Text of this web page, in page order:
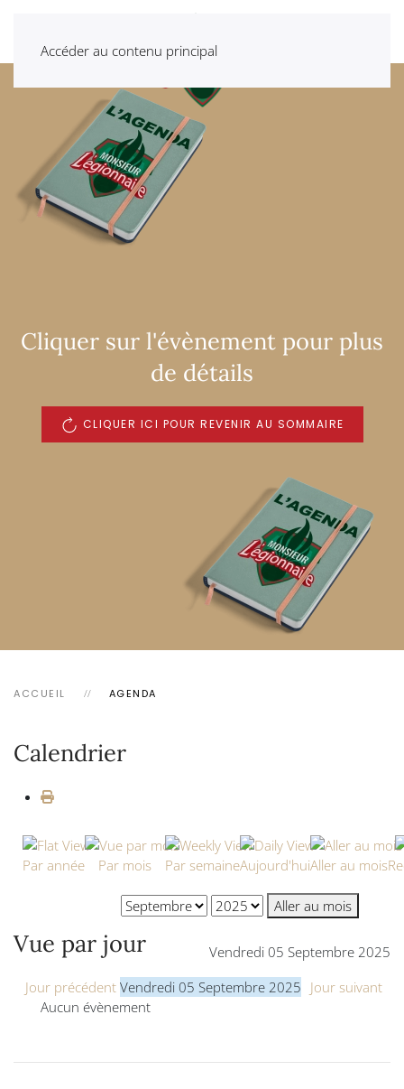
Accéder au contenu principal
Cliquer sur l'évènement pour plus
de détails
CLIQUER ICI POUR REVENIR AU SOMMAIRE
ACCUEIL AGENDA
Calendrier
Par année Par mois Par semaineAujourd'huiAller au mois
Aller au mois
Vue par jour
Vendredi 05 Septembre 2025
Jour précédent Vendredi 05 Septembre 2025 Jour suivant
Aucun évènement